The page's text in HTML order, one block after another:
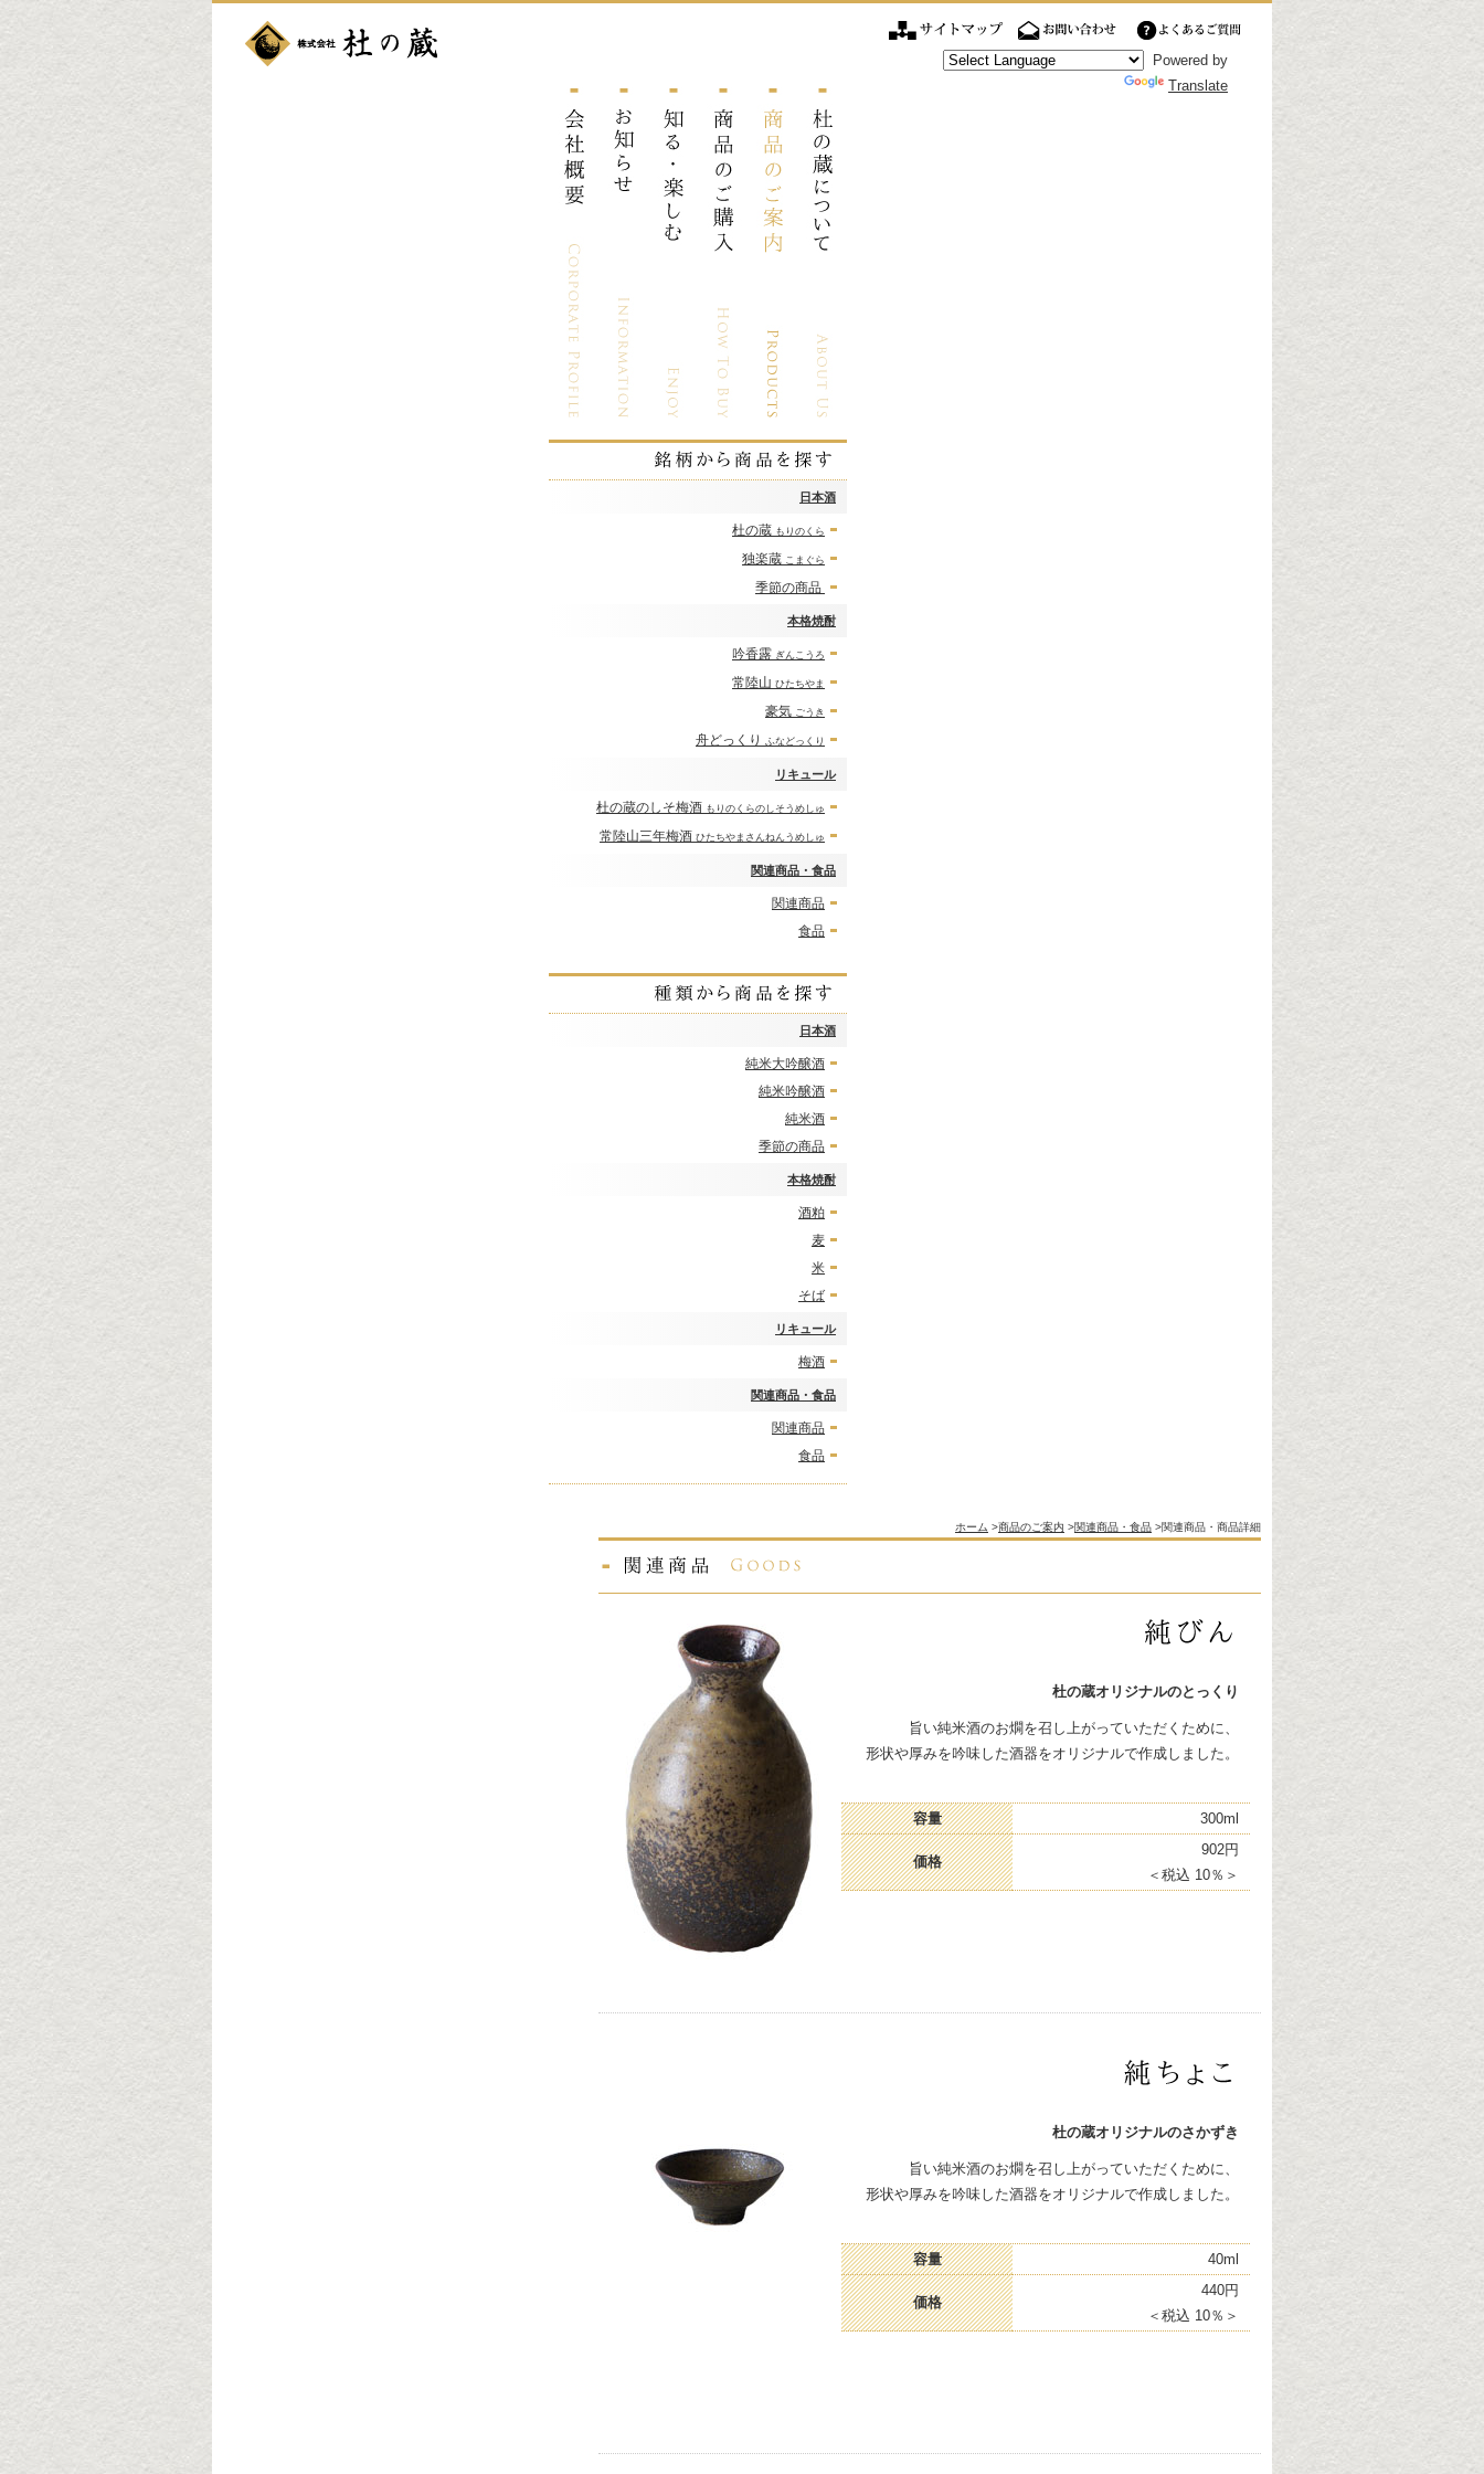
Powered by
Translate
日本酒
杜の蔵 もりのくら
独楽蔵 こまぐら
季節の商品
本格焼酎
吟香露 ぎんこうろ
常陸山 ひたちやま
豪気 ごうき
舟どっくり ふなどっくり
リキュール
杜の蔵のしそ梅酒 もりのくらのしそうめしゅ
常陸山三年梅酒 ひたちやまさんねんうめしゅ
関連商品・食品
関連商品
食品
日本酒
純米大吟醸酒
純米吟醸酒
純米酒
季節の商品
本格焼酎
酒粕
麦
米
そば
リキュール
梅酒
関連商品・食品
関連商品
食品
ホーム >商品のご案内 >関連商品・食品 >関連商品・商品詳細
杜の蔵オリジナルのとっくり
旨い純米酒のお燗を召し上がっていただくために、
形状や厚みを吟味した酒器をオリジナルで作成しました。
容量 300ml
価格
902円
＜税込 10％＞
杜の蔵オリジナルのさかずき
旨い純米酒のお燗を召し上がっていただくために、
形状や厚みを吟味した酒器をオリジナルで作成しました。
容量 40ml
価格
440円
＜税込 10％＞